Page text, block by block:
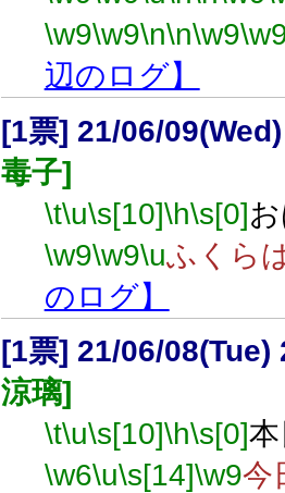
\w9\w9\n\n\w9
辺のログ】
[1票] 21/06/
毒子]
\t\u\s[10]\h\s[0]
\w9\w9\uふくら
のログ】
[1票] 21/06/08(Tue)
涼璃]
\t\u\s[10]\h\s[0]
\w6\u\s[14]\w9今